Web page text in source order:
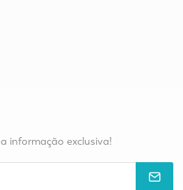
informação exclusiva!